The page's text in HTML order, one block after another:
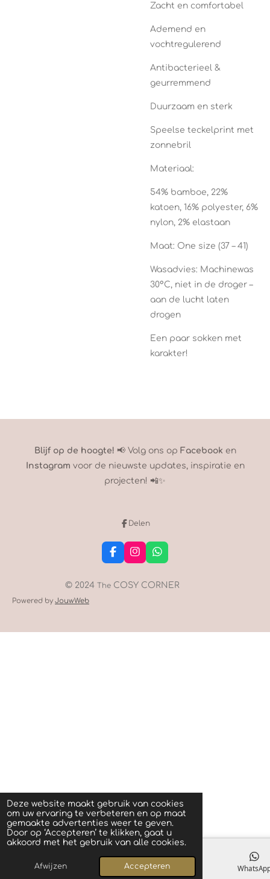
Deze website maakt gebruik van cookies
om uw ervaring te verbeteren en op maat
gemaakte advertenties weer te geven.
Door op ‘Accepteren’ te klikken, gaat u
akkoord met het gebruik van alle cookies.
Afwijzen Accepteren
Zacht en comfortabel
Ademend en
vochtregulerend
Antibacterieel &
geurremmend
Duurzaam en sterk
Speelse teckelprint met
zonnebril
Materiaal:
54% bamboe, 22%
katoen, 16% polyester, 6%
nylon, 2% elastaan
Maat: One size (37 – 41)
Wasadvies: Machinewas
30°C, niet in de droger –
aan de lucht laten
drogen
Een paar sokken met
karakter!
Blijf op de hoogte! 📢 Volg ons op Facebook en
Instagram voor de nieuwste updates, inspiratie en
projecten! 📲✨
Delen
F
a
e
I
n
t
m
W
h
t
© 2024 The COSY CORNER
Powered by JouwWeb
E-mailadres Facebook